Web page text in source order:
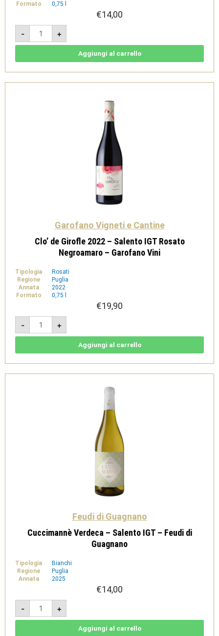
Formato
0,75 l
€14,00
-
Bianca
Censi
-
-
Vigneti
+
Aggiungi al carrello
Garofano Vigneti e Cantine
Clo’ de Girofle 2022 – Salento IGT Rosato
Negroamaro – Garofano Vini
Tipologia
Rosati
Regione
Puglia
Annata
2022
Formato
0,75 l
€19,90
-
Clo'
Girofle
2022
Rosato
-
+
Aggiungi al carrello
Feudi di Guagnano
Cuccimannè Verdeca – Salento IGT – Feudi di
Guagnano
Tipologia
Bianchi
Regione
Puglia
Annata
2025
€14,00
-
Cuccimannè
Verdeca
-
Salento
+
Aggiungi al carrello